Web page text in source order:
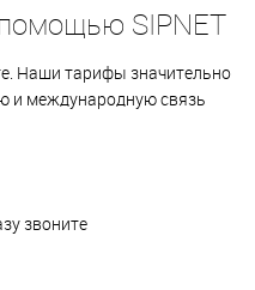
SIPNET
Наши тарифы значительно
и международную связь
звоните